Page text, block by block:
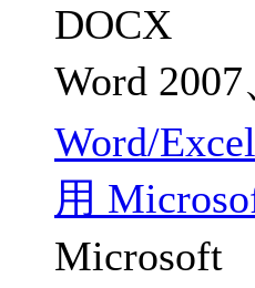
DOCX
Word
Word/
用
Microsoft